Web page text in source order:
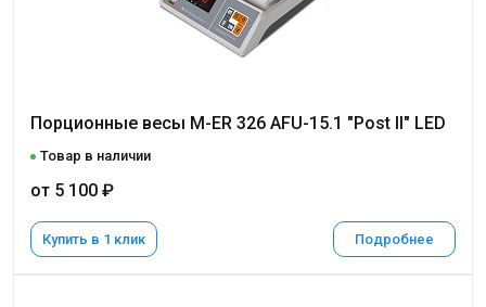
Порционные весы M-ER 326 AFU-15.1 "Post II" LED
Товар в наличии
от 5 100 ₽
Купить в 1 клик Подробнее